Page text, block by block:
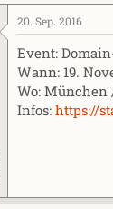
20. Sep. 2016
Event:
Wann: 19.
Wo: München
Infos: https://